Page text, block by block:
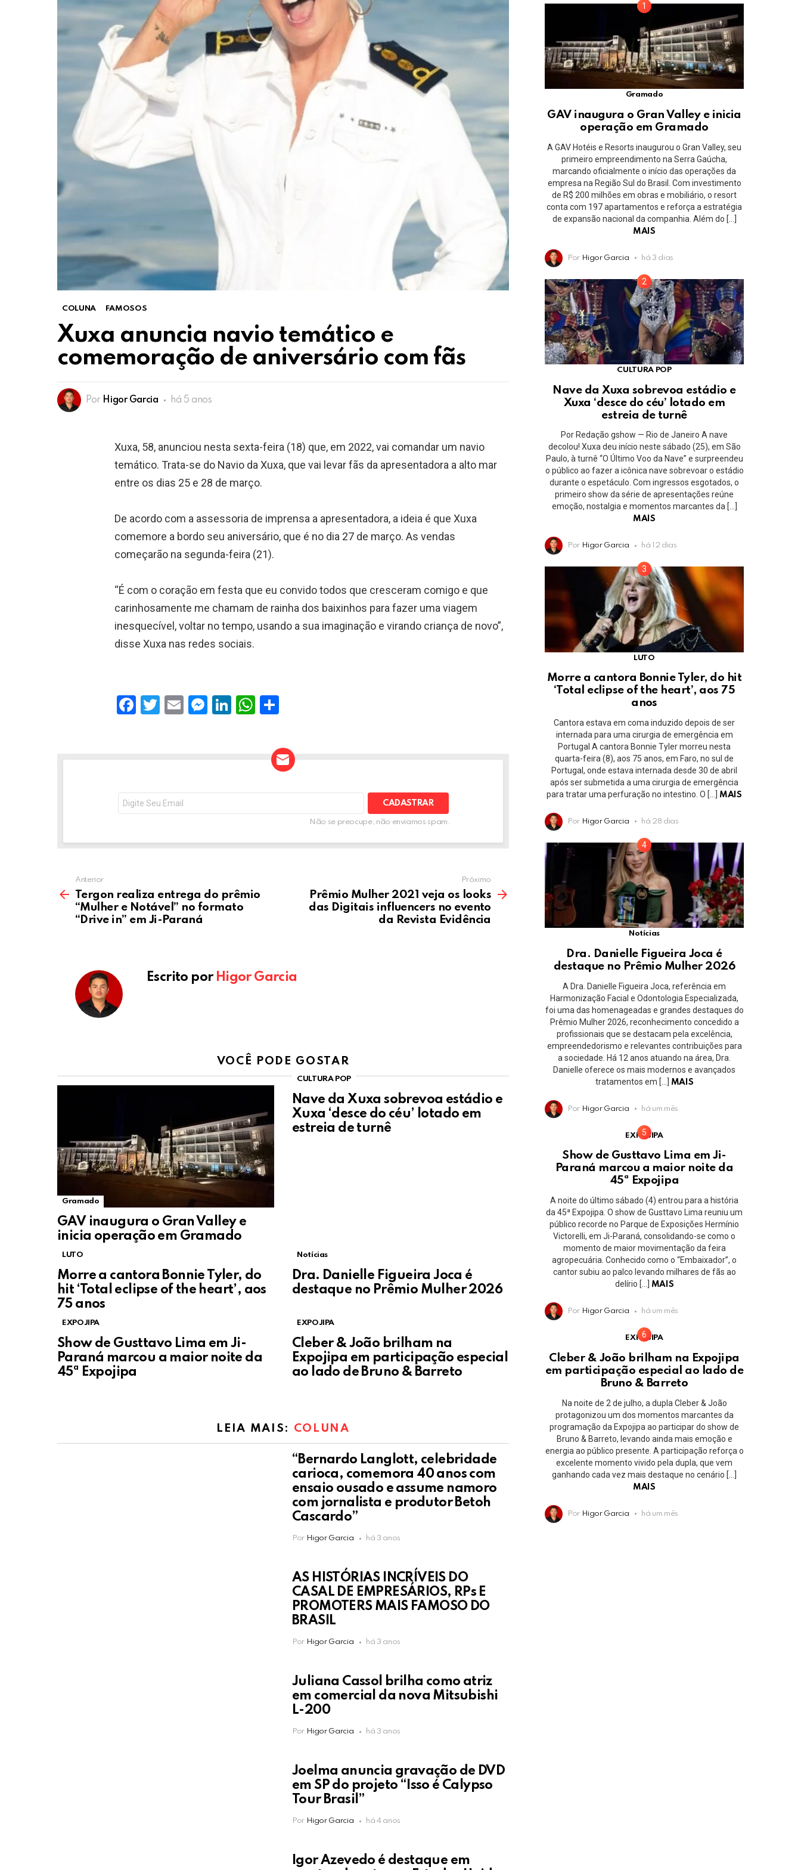
COLUNA FAMOSOS
Xuxa anuncia navio temático e
comemoração de aniversário com fãs
Por Higor Garcia há 5 anos
Xuxa, 58, anunciou nesta sexta-feira (18) que, em 2022, vai comandar um navio
temático. Trata-se do Navio da Xuxa, que vai levar fãs da apresentadora a alto mar
entre os dias 25 e 28 de março.⠀
De acordo com a assessoria de imprensa a apresentadora, a ideia é que Xuxa
comemore a bordo seu aniversário, que é no dia 27 de março. As vendas
começarão na segunda-feira (21).⠀
“É com o coração em festa que eu convido todos que cresceram comigo e que
carinhosamente me chamam de rainha dos baixinhos para fazer uma viagem
inesquecível, voltar no tempo, usando a sua imaginação e virando criança de novo”,
disse Xuxa nas redes sociais.⠀
F
o
k
T
E
M
er
Li
W
p
p
ar
e
NEWSLETTER
e-
mail:
Não se preocupe, não enviamos spam.
Anterior
Tergon realiza entrega do prêmio
“Mulher e Notável” no formato
“Drive in” em Ji-Paraná
Próximo
Prêmio Mulher 2021 veja os looks
das Digitais influencers no evento
da Revista Evidência
Escrito por Higor Garcia
VOCÊ PODE GOSTAR
Gramado
GAV inaugura o Gran Valley e
inicia operação em Gramado
CULTURA POP
Nave da Xuxa sobrevoa estádio e
Xuxa ‘desce do céu’ lotado em
estreia de turnê
LUTO
Morre a cantora Bonnie Tyler, do
hit ‘Total eclipse of the heart’, aos
75 anos
Notícias
Dra. Danielle Figueira Joca é
destaque no Prêmio Mulher 2026
EXPOJIPA
Show de Gusttavo Lima em Ji-
Paraná marcou a maior noite da
45ª Expojipa
EXPOJIPA
Cleber & João brilham na
Expojipa em participação especial
ao lado de Bruno & Barreto
LEIA MAIS: COLUNA
“Bernardo Langlott, celebridade
carioca, comemora 40 anos com
ensaio ousado e assume namoro
com jornalista e produtor Betoh
Cascardo”
Por Higor Garcia há 3 anos
AS HISTÓRIAS INCRÍVEIS DO
CASAL DE EMPRESÁRIOS, RPs E
PROMOTERS MAIS FAMOSO DO
BRASIL
Por Higor Garcia há 3 anos
Juliana Cassol brilha como atriz
em comercial da nova Mitsubishi
L-200
Por Higor Garcia há 3 anos
Joelma anuncia gravação de DVD
em SP do projeto “Isso é Calypso
Tour Brasil”
Por Higor Garcia há 4 anos
Igor Azevedo é destaque em
Gramado
GAV inaugura o Gran Valley e inicia
operação em Gramado
A GAV Hotéis e Resorts inaugurou o Gran Valley, seu
primeiro empreendimento na Serra Gaúcha,
marcando oficialmente o início das operações da
empresa na Região Sul do Brasil. Com investimento
de R$ 200 milhões em obras e mobiliário, o resort
conta com 197 apartamentos e reforça a estratégia
de expansão nacional da companhia. Além do […]
MAIS
Por Higor Garcia há 3 dias
CULTURA POP
Nave da Xuxa sobrevoa estádio e
Xuxa ‘desce do céu’ lotado em
estreia de turnê
Por Redação gshow — Rio de Janeiro A nave
decolou! Xuxa deu início neste sábado (25), em São
Paulo, à turnê “O Último Voo da Nave” e surpreendeu
o público ao fazer a icônica nave sobrevoar o estádio
durante o espetáculo. Com ingressos esgotados, o
primeiro show da série de apresentações reúne
emoção, nostalgia e momentos marcantes da […]
MAIS
Por Higor Garcia há 12 dias
LUTO
Morre a cantora Bonnie Tyler, do hit
‘Total eclipse of the heart’, aos 75
anos
Cantora estava em coma induzido depois de ser
internada para uma cirurgia de emergência em
Portugal A cantora Bonnie Tyler morreu nesta
quarta-feira (8), aos 75 anos, em Faro, no sul de
Portugal, onde estava internada desde 30 de abril
após ser submetida a uma cirurgia de emergência
para tratar uma perfuração no intestino. O […]
MAIS
Por Higor Garcia há 28 dias
Notícias
Dra. Danielle Figueira Joca é
destaque no Prêmio Mulher 2026
A Dra. Danielle Figueira Joca, referência em
Harmonização Facial e Odontologia Especializada,
foi uma das homenageadas e grandes destaques do
Prêmio Mulher 2026, reconhecimento concedido a
profissionais que se destacam pela excelência,
empreendedorismo e relevantes contribuições para
a sociedade. Há 12 anos atuando na área, Dra.
Danielle oferece os mais modernos e avançados
tratamentos em […]
MAIS
Por Higor Garcia há um mês
EXPOJIPA
Show de Gusttavo Lima em Ji-
Paraná marcou a maior noite da
45ª Expojipa
A noite do último sábado (4) entrou para a história
da 45ª Expojipa. O show de Gusttavo Lima reuniu um
público recorde no Parque de Exposições Hermínio
Victorelli, em Ji-Paraná, consolidando-se como o
momento de maior movimentação da feira
agropecuária. Conhecido como o “Embaixador”, o
cantor subiu ao palco levando milhares de fãs ao
delírio […]
MAIS
Por Higor Garcia há um mês
EXPOJIPA
Cleber & João brilham na Expojipa
em participação especial ao lado de
Bruno & Barreto
Na noite de 2 de julho, a dupla Cleber & João
protagonizou um dos momentos marcantes da
programação da Expojipa ao participar do show de
Bruno & Barreto, levando ainda mais emoção e
energia ao público presente. A participação reforça o
excelente momento vivido pela dupla, que vem
ganhando cada vez mais destaque no cenário […]
MAIS
Por Higor Garcia há um mês